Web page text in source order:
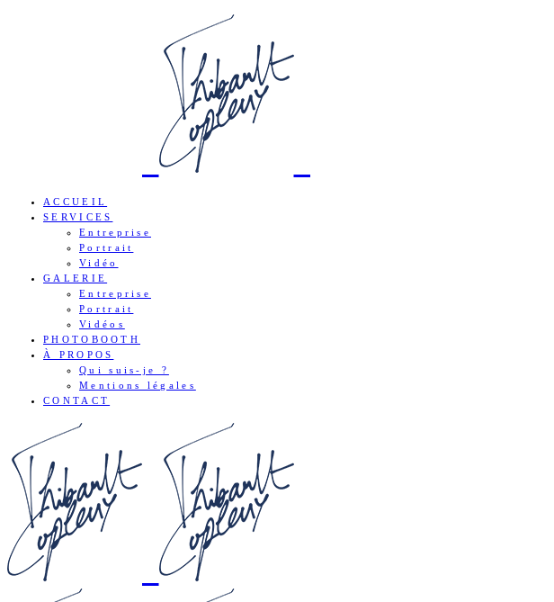
ACCUEIL
SERVICES
Entreprise
Portrait
Vidéo
GALERIE
Entreprise
Portrait
Vidéos
PHOTOBOOTH
À PROPOS
Qui suis-je ?
Mentions légales
CONTACT